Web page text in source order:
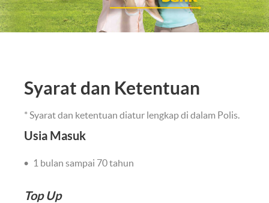
Syarat dan Ketentuan
* Syarat dan ketentuan diatur lengkap di dalam Polis.
Usia Masuk
1 bulan sampai 70 tahun
Top Up